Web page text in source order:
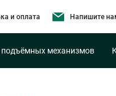
и оплата Напишите
механизмов